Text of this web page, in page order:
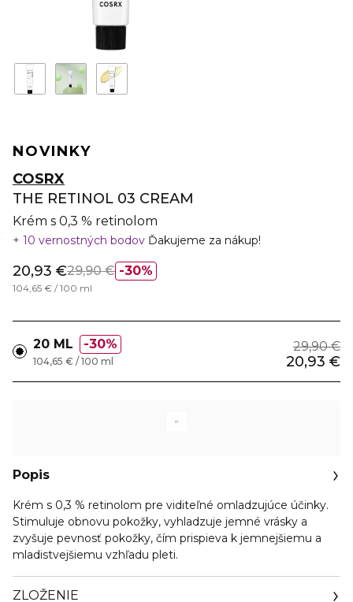
NOVINKY
COSRX
THE RETINOL 03 CREAM
Krém s 0,3 % retinolom
10 vernostných bodov Ďakujeme za nákup!
30%
20,93 €29,90 €
104,65 € / 100 ml
20 ML 30% 29,90 €
20,93 €
104,65 € / 100 ml
Popis
Krém s 0,3 % retinolom pre viditeľné omladzujúce účinky.
Stimuluje obnovu pokožky, vyhladzuje jemné vrásky a
zvyšuje pevnosť pokožky, čím prispieva k jemnejšiemu a
mladistvejšiemu vzhľadu pleti.
ZLOŽENIE